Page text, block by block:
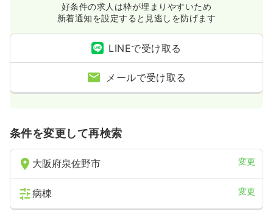
気になる 詳細を見る
好条件の求人は枠が埋まりやすいため
新着通知を設定すると見逃しを防げます
LINEで受け取る
メールで受け取る
条件を変更して再検索
大阪府泉佐野市 変更
病棟 変更